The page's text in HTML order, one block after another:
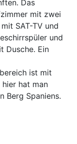
Das
mit zwei
SAT-TV und
und
Dusche. Ein
ist mit
hat man
Berg Spaniens.